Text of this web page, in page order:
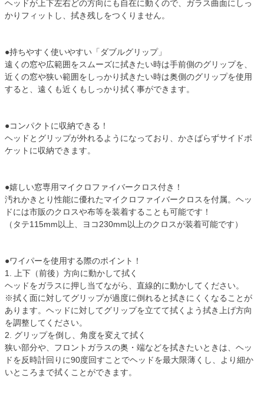
ヘッドが上下左右どの方向にも自在に動くので、ガラス曲面にしっ
かりフィットし、拭き残しをつくりません。
●持ちやすく使いやすい「ダブルグリップ」
遠くの窓や広範囲をスムーズに拭きたい時は手前側のグリップを、
近くの窓や狭い範囲をしっかり拭きたい時は奥側のグリップを使用
すると、遠くも近くもしっかり拭く事ができます。
●コンパクトに収納できる！
ヘッドとグリップが外れるようになっており、かさばらずサイドポ
ケットに収納できます。
●嬉しい窓専用マイクロファイバークロス付き！
汚れかきとり性能に優れたマイクロファイバークロスを付属。ヘッ
ドには市販のクロスや布等を装着することも可能です！
（タテ115mm以上、ヨコ230mm以上のクロスが装着可能です）
●ワイパーを使用する際のポイント！
1. 上下（前後）方向に動かして拭く
ヘッドをガラスに押し当てながら、直線的に動かしてください。
※拭く面に対してグリップが過度に倒れると拭きにくくなることが
あります。ヘッドに対してグリップを立てて拭くよう拭き上げ方向
を調整してください。
2. グリップを倒し、角度を変えて拭く
狭い部分や、フロントガラスの奥・端などを拭きたいときは、ヘッ
ドを反時計回りに90度回すことでヘッドを最大限薄くし、より細か
いところまで拭くことができます。